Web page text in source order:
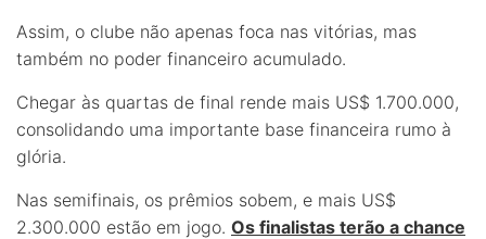
Assim, o clube não apenas foca nas vitórias, mas
também no poder financeiro acumulado.
Chegar às quartas de final rende mais US$ 1.700.000,
consolidando uma importante base financeira rumo à
glória.
Nas semifinais, os prêmios sobem, e mais US$
2.300.000 estão em jogo. Os finalistas terão a chance